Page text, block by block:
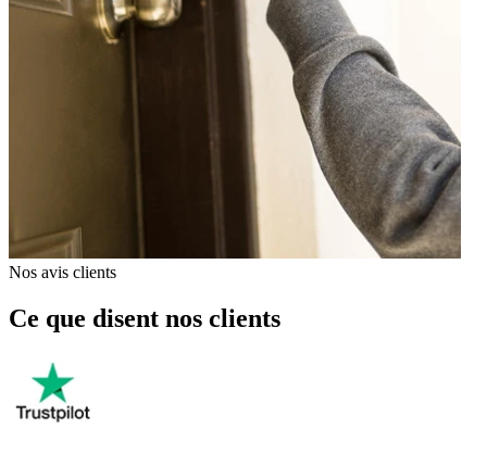
Nos avis clients
Ce que disent nos clients